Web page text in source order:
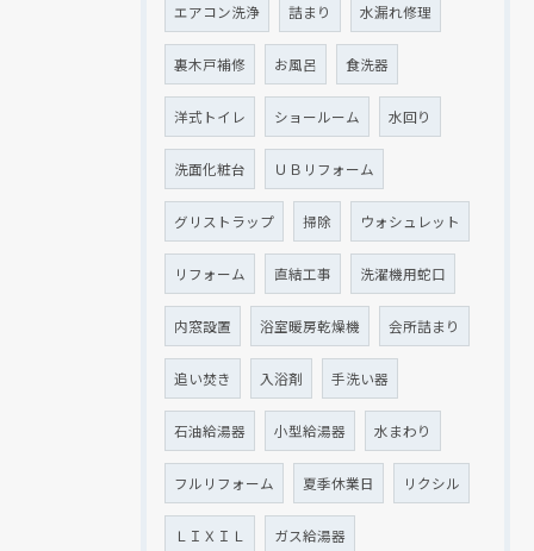
エアコン洗浄 詰まり 水漏れ修理
裏木戸補修 お風呂 食洗器
洋式トイレ ショールーム 水回り
洗面化粧台 ＵＢリフォーム
グリストラップ 掃除 ウォシュレット
リフォーム 直結工事 洗濯機用蛇口
内窓設置 浴室暖房乾燥機 会所詰まり
追い焚き 入浴剤 手洗い器
石油給湯器 小型給湯器 水まわり
フルリフォーム 夏季休業日 リクシル
ＬＩＸＩＬ ガス給湯器